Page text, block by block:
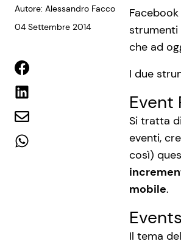
Autore: Alessandro Facco
04 Settembre 2014
strumenti
che ad
I due
Event
Si tratta
eventi,
così)
mobile.
Il tema